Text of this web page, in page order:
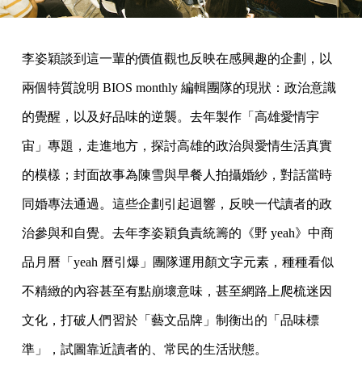
李姿穎談到這一輩的價值觀也反映在感興趣的企劃，以
兩個特質說明 BIOS monthly 編輯團隊的現狀：政治意識
的覺醒，以及好品味的逆襲。去年製作「高雄愛情宇
宙」專題，走進地方，探討高雄的政治與愛情生活真實
的模樣；封面故事為陳雪與早餐人拍攝婚紗，對話當時
同婚專法通過。這些企劃引起迴響，反映一代讀者的政
治參與和自覺。去年李姿穎負責統籌的《野 yeah》中商
品月曆「yeah 曆引爆」團隊運用顏文字元素，種種看似
不精緻的內容甚至有點崩壞意味，甚至網路上爬梳迷因
文化，打破人們習於「藝文品牌」制衡出的「品味標
準」，試圖靠近讀者的、常民的生活狀態。